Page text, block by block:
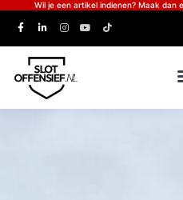
Wil je een artikel indienen? Maak dan